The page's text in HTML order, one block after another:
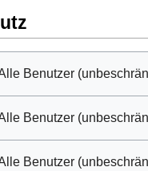
Benutzer
Benutzer
Benutzer